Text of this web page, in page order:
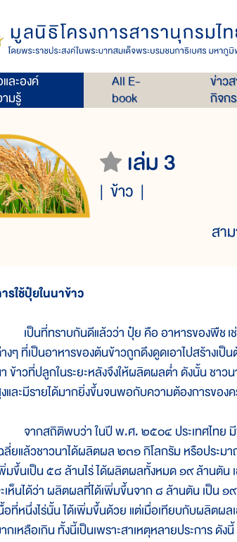
ละองค์
มรู้
All E-
book
ข่าว
กิจก
เล่ม 3
ข้าว
สา
รใช้ปุ๋ยในนาข้าว
เป็นที่ทราบกันดีแล้วว่า ปุ๋ย คือ อาหารของพืช
งๆ ที่เป็นอาหารของต้นข้าวถูกดึงดูดเอาไปสร้างเป็น
ข้าวที่ปลูกในระยะหลังจึงให้ผลิตผลต่ำ ดังนั้น ชาว
และมีรายได้มากยิ่งขึ้นจนพอกับความต้องการของ
จากสถิติพบว่า ในปี พ.ศ. ๒๕๐๔ ประเทศไทย มี
ลี่ยแล้วชาวนาได้ผลิตผล ๒๓๑ กิโลกรัม หรือประ
มขึ้นเป็น ๕๘ ล้านไร่ ได้ผลิตผลทั้งหมด ๑๙ ล้านตั
เห็นได้ว่า ผลิตผลที่ได้เพิ่มขึ้นจาก ๘ ล้านตัน เป็น
อที่หนึ่งไร่นั้น ได้เพิ่มขึ้นด้วย แต่เมื่อเทียบกับผลิตผ
กเหลือเกิน ทั้งนี้เป็นเพราะสาเหตุหลายประการ ดังนี้